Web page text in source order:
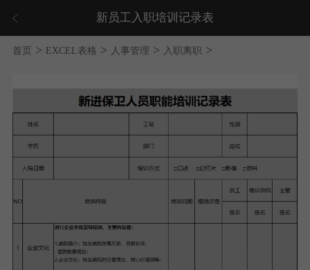
新员工入职培训记录表
首页 > EXCEL表格 > 人事管理 > 入职离职 >